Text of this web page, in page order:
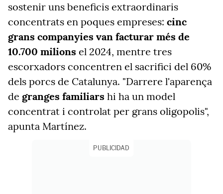
sostenir uns beneficis extraordinaris
concentrats en poques empreses: cinc
grans companyies van facturar més de
10.700 milions el 2024, mentre tres
escorxadors concentren el sacrifici del 60%
dels porcs de Catalunya. "Darrere l'aparença
de granges familiars hi ha un model
concentrat i controlat per grans oligopolis",
apunta Martínez.
PUBLICIDAD